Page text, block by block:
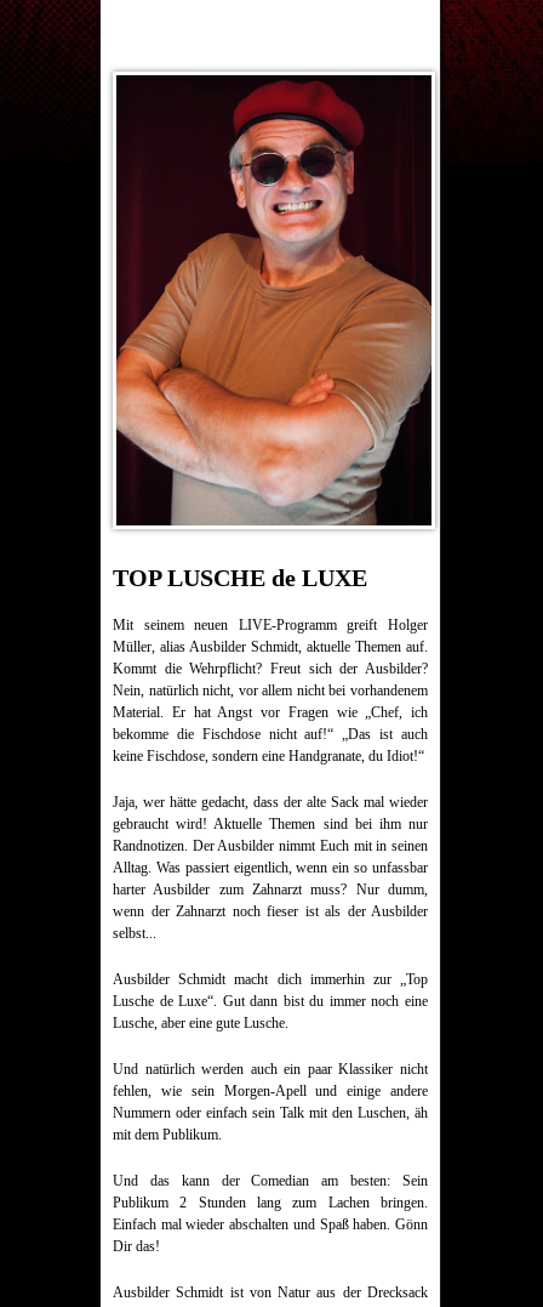
TOP LUSCHE de LUXE
Mit seinem neuen LIVE-Programm greift Holger
Müller, alias Ausbilder Schmidt, aktuelle Themen auf.
Kommt die Wehrpflicht? Freut sich der Ausbilder?
Nein, natürlich nicht, vor allem nicht bei vorhandenem
Material. Er hat Angst vor Fragen wie „Chef, ich
bekomme die Fischdose nicht auf!“ „Das ist auch
keine Fischdose, sondern eine Handgranate, du Idiot!“
Jaja, wer hätte gedacht, dass der alte Sack mal wieder
gebraucht wird! Aktuelle Themen sind bei ihm nur
Randnotizen. Der Ausbilder nimmt Euch mit in seinen
Alltag. Was passiert eigentlich, wenn ein so unfassbar
harter Ausbilder zum Zahnarzt muss? Nur dumm,
wenn der Zahnarzt noch fieser ist als der Ausbilder
selbst...
Ausbilder Schmidt macht dich immerhin zur „Top
Lusche de Luxe“. Gut dann bist du immer noch eine
Lusche, aber eine gute Lusche.
Und natürlich werden auch ein paar Klassiker nicht
fehlen, wie sein Morgen-Apell und einige andere
Nummern oder einfach sein Talk mit den Luschen, äh
mit dem Publikum.
Und das kann der Comedian am besten: Sein
Publikum 2 Stunden lang zum Lachen bringen.
Einfach mal wieder abschalten und Spaß haben. Gönn
Dir das!
Ausbilder Schmidt ist von Natur aus der Drecksack